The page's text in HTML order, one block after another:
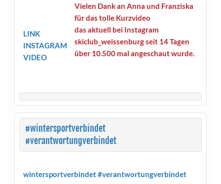
LINK
INSTAGRAM
VIDEO
Vielen Dank an Anna und Franziska
für das tolle Kurzvideo
das aktuell bei Instagram
skiclub_weissenburg seit 14 Tagen
über 10.500 mal angeschaut wurde.
#wintersportverbindet
#verantwortungverbindet
wintersportverbindet #verantwortungverbindet